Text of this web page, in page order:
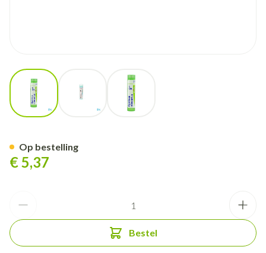
View larger imageView larger imageView larger image
€ 5,37
Bestel
Op bestelling